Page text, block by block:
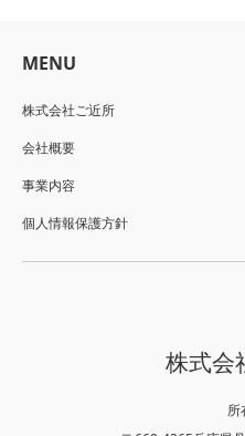
MENU
株式会社ご近所
会社概要
事業内容
個人情報保護方針
株式会
所